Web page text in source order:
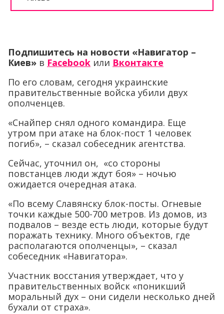
Подпишитесь на новости «Навигатор –
Киев» в Facebook или Вконтакте
По его словам, сегодня украинские
правительственные войска убили двух
ополченцев.
«Снайпер снял одного командира. Еще
утром при атаке на блок-пост 1 человек
погиб», – сказал собеседник агентства.
Сейчас, уточнил он, «со стороны
повстанцев люди ждут боя» – ночью
ожидается очередная атака.
«По всему Славянску блок-посты. Огневые
точки каждые 500-700 метров. Из домов, из
подвалов – везде есть люди, которые будут
поражать технику. Много объектов, где
располагаются ополченцы», – сказал
собеседник «Навигатора».
Участник восстания утверждает, что у
правительственных войск «поникший
моральный дух – они сидели несколько дней
бухали от страха».